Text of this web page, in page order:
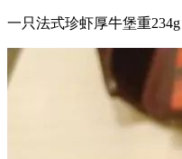
一只法式珍虾厚牛堡重